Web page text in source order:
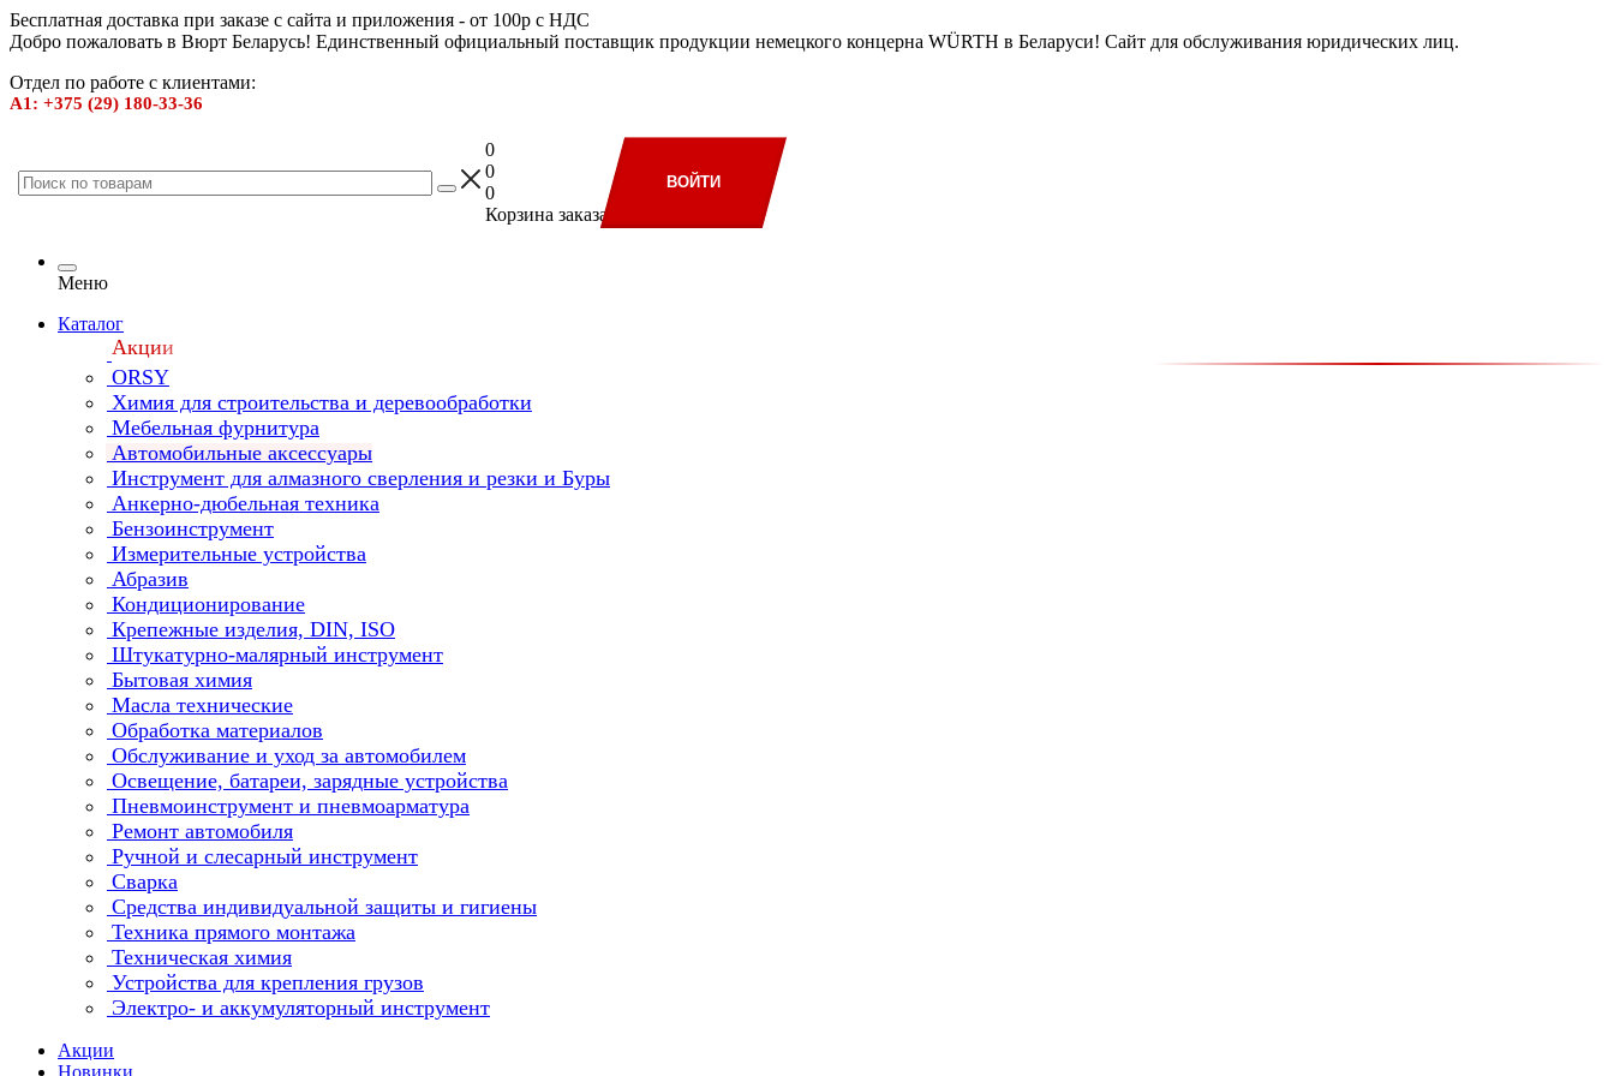
Бесплатная доставка при заказе с сайта и приложения - от 100р с НДС
Добро пожаловать в Вюрт Беларусь! Единственный официальный поставщик продукции немецкого концерна WÜRTH в Беларуси! Сайт для обслуживания юридических лиц.
Отдел по работе с клиентами:
А1: +375 (29) 180-33-36
0
0
0
Корзина заказа
ВОЙТИ
Меню
Каталог
Акции
ORSY
Химия для строительства и деревообработки
Мебельная фурнитура
Автомобильные аксессуары
Инструмент для алмазного сверления и резки и Буры
Анкерно-дюбельная техника
Бензоинструмент
Измерительные устройства
Абразив
Кондиционирование
Крепежные изделия, DIN, ISO
Штукатурно-малярный инструмент
Бытовая химия
Масла технические
Обработка материалов
Обслуживание и уход за автомобилем
Освещение, батареи, зарядные устройства
Пневмоинструмент и пневмоарматура
Ремонт автомобиля
Ручной и слесарный инструмент
Сварка
Средства индивидуальной защиты и гигиены
Техника прямого монтажа
Техническая химия
Устройства для крепления грузов
Электро- и аккумуляторный инструмент
Акции
Новинки